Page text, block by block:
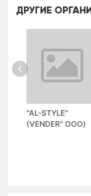
ДРУГИЕ
"AL-STYLE"
(VENDER" ООО)